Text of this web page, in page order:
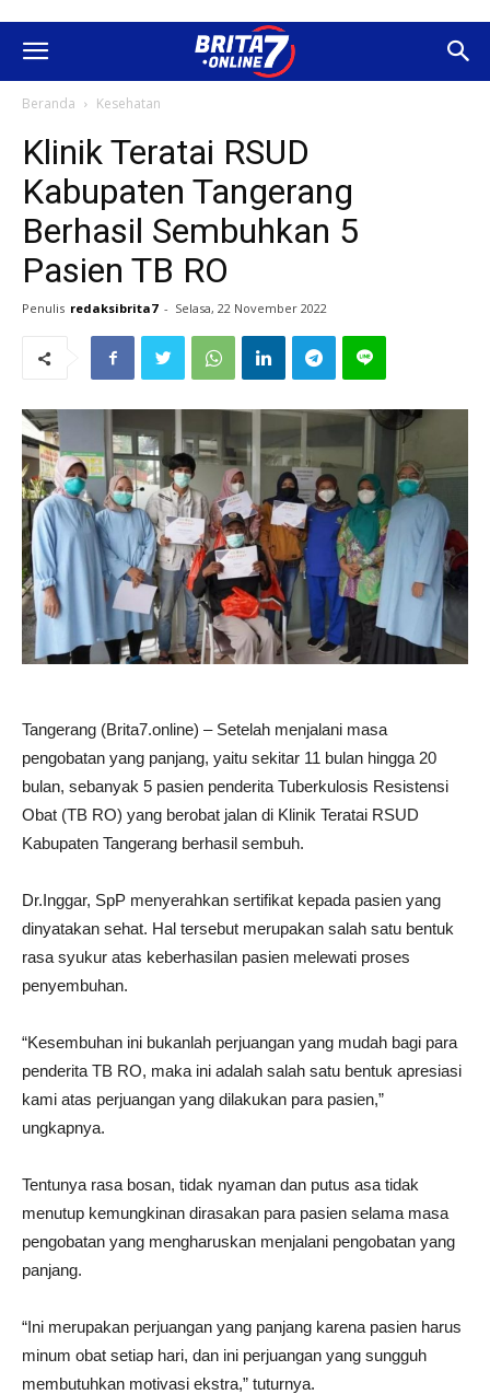
Beranda Kesehatan
Klinik Teratai RSUD
Kabupaten Tangerang
Berhasil Sembuhkan 5
Pasien TB RO
Penulis redaksibrita7 - Selasa, 22 November 2022
Tangerang (Brita7.online) – Setelah menjalani masa
pengobatan yang panjang, yaitu sekitar 11 bulan hingga 20
bulan, sebanyak 5 pasien penderita Tuberkulosis Resistensi
Obat (TB RO) yang berobat jalan di Klinik Teratai RSUD
Kabupaten Tangerang berhasil sembuh.
Dr.Inggar, SpP menyerahkan sertifikat kepada pasien yang
dinyatakan sehat. Hal tersebut merupakan salah satu bentuk
rasa syukur atas keberhasilan pasien melewati proses
penyembuhan.
“Kesembuhan ini bukanlah perjuangan yang mudah bagi para
penderita TB RO, maka ini adalah salah satu bentuk apresiasi
kami atas perjuangan yang dilakukan para pasien,”
ungkapnya.
Tentunya rasa bosan, tidak nyaman dan putus asa tidak
menutup kemungkinan dirasakan para pasien selama masa
pengobatan yang mengharuskan menjalani pengobatan yang
panjang.
“Ini merupakan perjuangan yang panjang karena pasien harus
minum obat setiap hari, dan ini perjuangan yang sungguh
membutuhkan motivasi ekstra,” tuturnya.